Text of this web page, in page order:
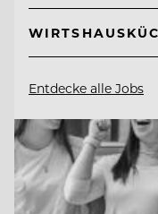
Entdecke alle Jobs